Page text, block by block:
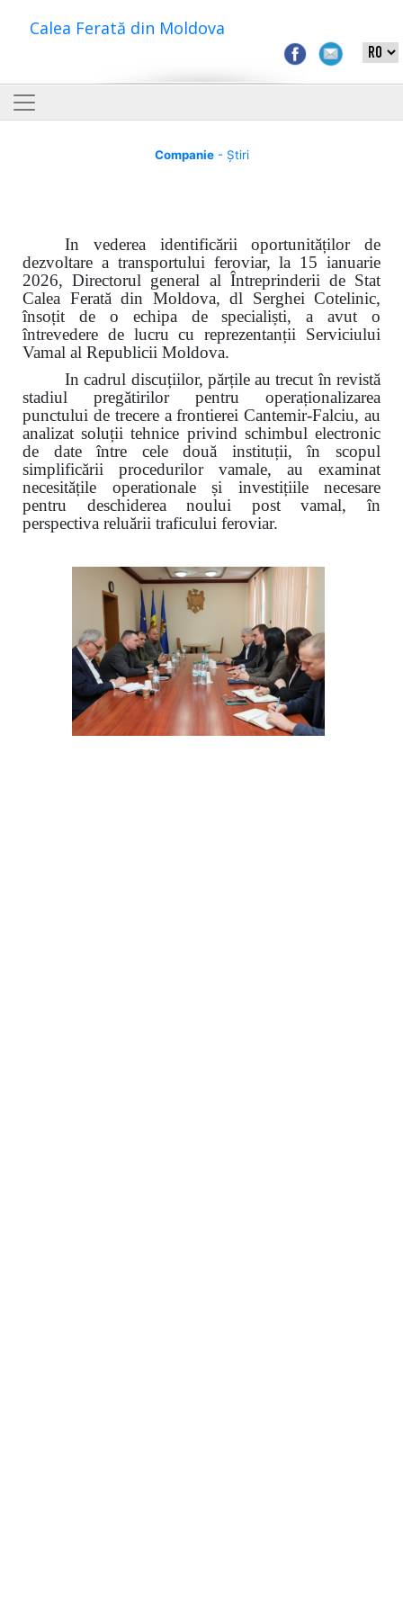
Calea Ferată din Moldova
Companie- Știri
In vederea identificării oportunităților de
dezvoltare a transportului feroviar, la 15 ianuarie
2026, Directorul general al Întreprinderii de Stat
Calea Ferată din Moldova, dl Serghei Cotelinic,
însoțit de o echipa de specialiști, a avut o
întrevedere de lucru cu reprezentanții Serviciului
Vamal al Republicii Moldova.
In cadrul discuțiilor, părțile au trecutîn revistă
stadiul pregătirilor pentru operaționalizarea
punctului de trecere a frontierei Cantemir-Falciu, au
analizat soluții tehnice privind schimbul electronic
de date între cele două instituții, în scopul
simplificării procedurilor vamale, au examinat
necesitățile operationale și investițiile necesare
pentru deschiderea noului post vamal, în
perspectiva reluării traficului feroviar.